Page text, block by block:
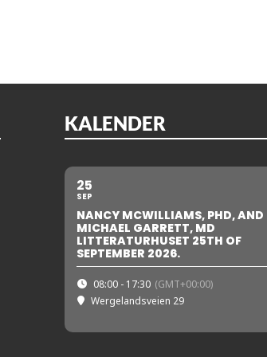
KALENDER
25
SEP
NANCY MCWILLIAMS, PHD, AND
MICHAEL GARRETT, MD
LITTERATURHUSET 25TH OF
SEPTEMBER 2026.
08:00 - 17:30 (GMT+00:00)
Wergelandsveien 29